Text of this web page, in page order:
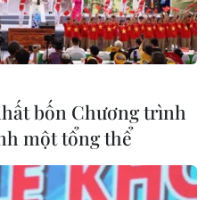
định hợp tác
không hề có ý muốn
thực hiện các hợp đồng
đường hô hấp cấp
bốn Chương trình
một tổng thể